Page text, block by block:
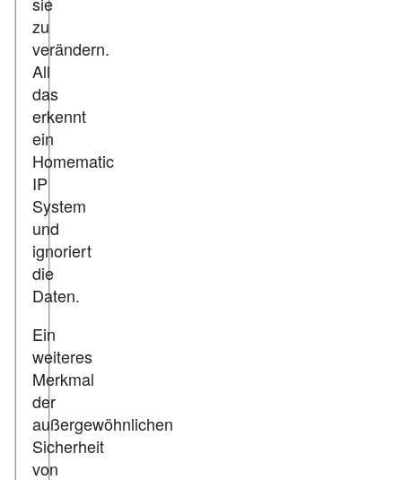
zu
verändern.
All
das
erkennt
ein
Homematic
IP
System
und
ignoriert
die
Daten.
Ein
weiteres
Merkmal
der
außergewöhnlichen
Sicherheit
von